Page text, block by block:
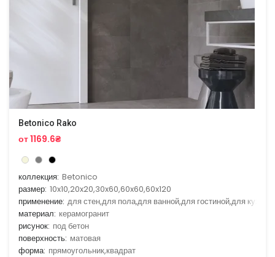
Betonico Rako
от 1169.6₴
коллекция: Betonico
размер: 10x10,20x20,30x60,60x60,60x120
применение: для стен,для пола,для ванной,для гостиной,для кухни
материал: керамогранит
рисунок: под бетон
поверхность: матовая
форма: прямоугольник,квадрат